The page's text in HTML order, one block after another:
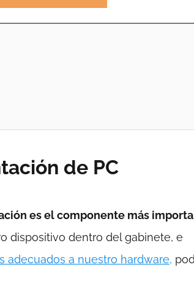
de PC
es el componente más
dispositivo dentro del gabinete, e
adecuados a nuestro hardware,